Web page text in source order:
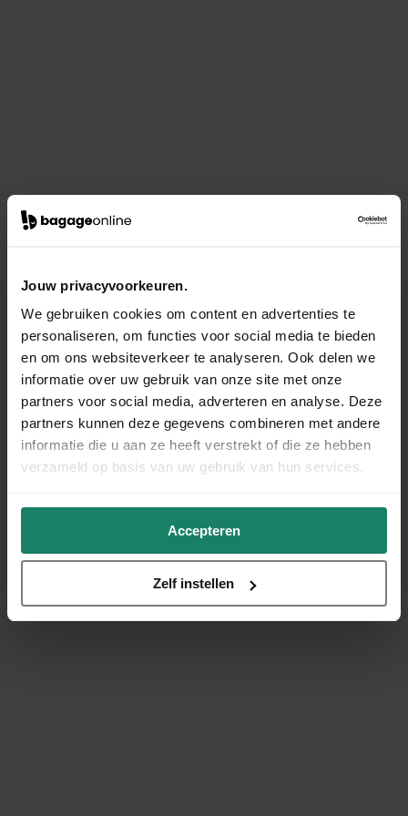
Jouw privacyvoorkeuren.
We gebruiken cookies om content en advertenties te
personaliseren, om functies voor social media te bieden
en om ons websiteverkeer te analyseren. Ook delen we
informatie over uw gebruik van onze site met onze
partners voor social media, adverteren en analyse. Deze
partners kunnen deze gegevens combineren met andere
informatie die u aan ze heeft verstrekt of die ze hebben
verzameld op basis van uw gebruik van hun services.
Accepteren
Zelf instellen